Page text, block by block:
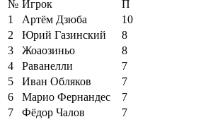
№ Игрок
П
1
Артём Дзюба
10
2
Юрий Газинский
8
3
Жоаозиньо
8
4
Раванелли
7
5
Иван Обляков
7
6
Марио Фернандес
7
7
Фёдор Чалов
7